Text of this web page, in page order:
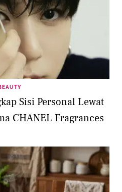
Sisi Personal Lewat
CHANEL Fragrances